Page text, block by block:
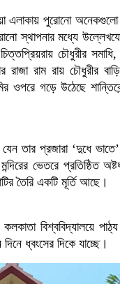
এলাকায় পুরোনো
স্থাপনার মধ্যে
চৌধুরীর
রাজা রাম রায় চৌধুরীর
গড়ে উঠেছে
যেন তার প্রজারা ‘দুধে
ভেতরে প্রতিষ্ঠিত
তৈরি একটি মূর্তি আছে।
বিশ্ববিদ্যালয়ে
ধ্বংসের দিকে যাচ্ছে।